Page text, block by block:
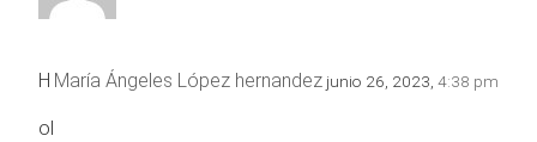
María Ángeles López hernandez junio 26, 2023, 4:38 pm
H
ol